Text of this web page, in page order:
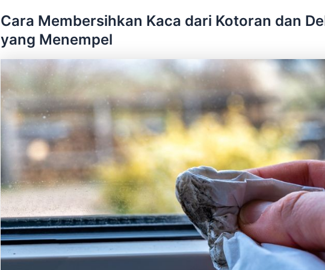
Cara Membersihkan Kaca dari Kotoran dan
yang Menempel